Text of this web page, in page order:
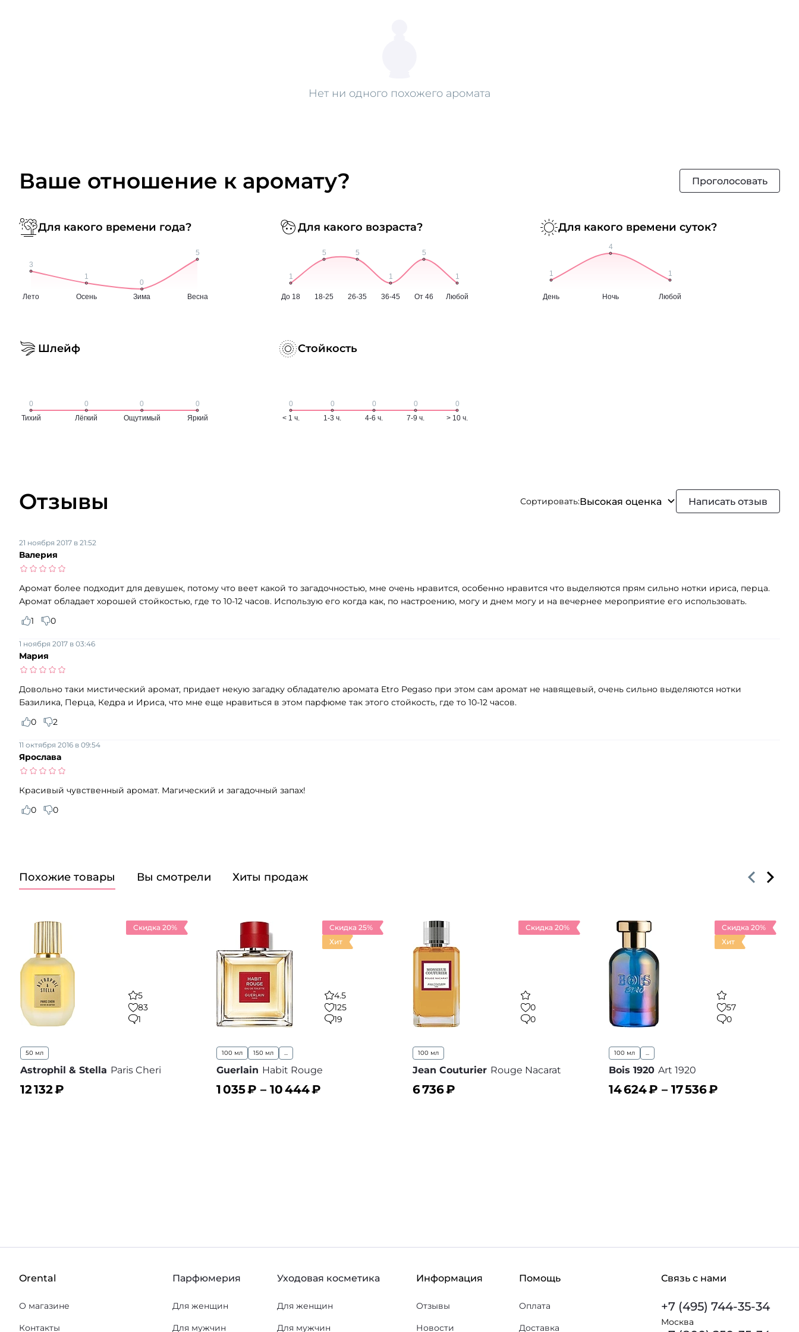
Нет ни одного похожего аромата
Ваше отношение к аромату? Проголосовать
Для какого времени года? Для какого возраста? Для какого времени суток?
Шлейф Стойкость
Отзывы Сортировать:Высокая оценка Написать отзыв
Валерия
21 ноября 2017 в 21:52
Аромат более подходит для девушек, потому что веет какой то загадочностью, мне очень нравится, особенно нравится что выделяются прям сильно нотки ириса, перца.
Аромат обладает хорошей стойкостью, где то 10-12 часов. Использую его когда как, по настроению, могу и днем могу и на вечернее мероприятие его использовать.
1
0
Мария
1 ноября 2017 в 03:46
Довольно таки мистический аромат, придает некую загадку обладателю аромата Etro Pegaso при этом сам аромат не навящевый, очень сильно выделяются нотки
Базилика, Перца, Кедра и Ириса, что мне еще нравиться в этом парфюме так этого стойкость, где то 10-12 часов.
0
2
Ярослава
11 октября 2016 в 09:54
Красивый чувственный аромат. Магический и загадочный запах!
0
0
Похожие товары Вы смотрели Хиты продаж
Скидка 20%
5
83
1
50 мл
Astrophil & Stella Paris Cheri
12 132₽
Скидка 25%
Хит
4.5
125
19
100 мл 150 мл ...
Guerlain Habit Rouge
1 035₽ – 10 444₽
Скидка 20%
0
0
100 мл
Jean Couturier Rouge Nacarat
6 736₽
Скидка 20%
Хит
57
0
100 мл ...
Bois 1920 Art 1920
14 624₽ – 17 536₽
Orental
О магазине
Контакты
Парфюмерия
Для женщин
Для мужчин
Уходовая косметика
Для женщин
Для мужчин
Информация
Отзывы
Новости
Помощь
Оплата
Доставка
Связь с нами
+7 (495) 744-35-34
Москва